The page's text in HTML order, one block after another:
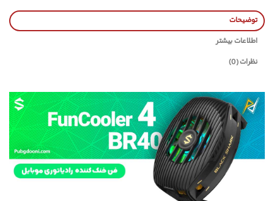
توضیحات
اطلاعات بیشتر
نظرات (0)